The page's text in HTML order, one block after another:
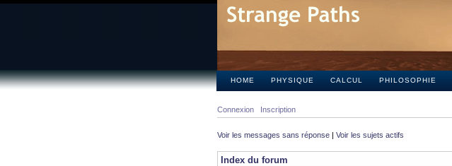
HOME PHYSIQUE CALCUL PHILOSOPHIE
Connexion Inscription
Voir les messages sans réponse | Voir les sujets actifs
Index du forum